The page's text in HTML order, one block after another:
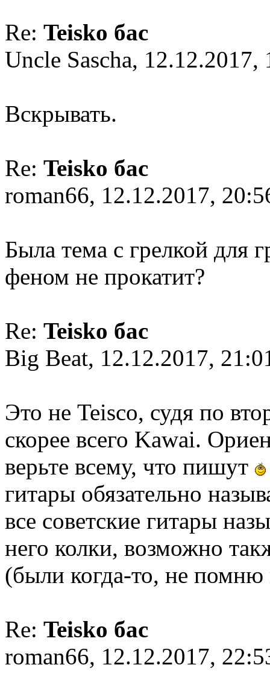
Re: Teisko бас
Uncle Sascha, 12.12.2017,
Вскрывать.
Re: Teisko бас
roman66, 12.12.2017,
Была тема с грелкой для
феном не прокатит?
Re: Teisko бас
Big Beat, 12.12.2017,
Это не Teisco, судя по
скорее всего Kawai.
верьте всему, что пишут
гитары обязательно
все советские гитары
него колки, возможно
(были когда-то, не
Re: Teisko бас
roman66, 12.12.2017,